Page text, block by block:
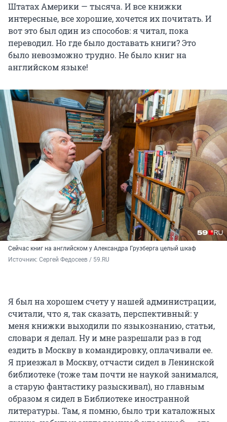
Штатах Америки — тысяча. И все книжки
интересные, все хорошие, хочется их почитать. И
вот это был один из способов: я читал, пока
переводил. Но где было доставать книги? Это
было невозможно трудно. Не было книг на
английском языке!
Сейчас книг на английском у Александра Грузберга целый шкаф
Источник: Сергей Федосеев / 59.RU
Я был на хорошем счету у нашей администрации,
считали, что я, так сказать, перспективный: у
меня книжки выходили по языкознанию, статьи,
словари я делал. Ну и мне разрешали раз в год
ездить в Москву в командировку, оплачивали ее.
Я приезжал в Москву, отчасти сидел в Ленинской
библиотеке (тоже там почти не наукой занимался,
а старую фантастику разыскивал), но главным
образом я сидел в Библиотеке иностранной
литературы. Там, я помню, было три каталожных